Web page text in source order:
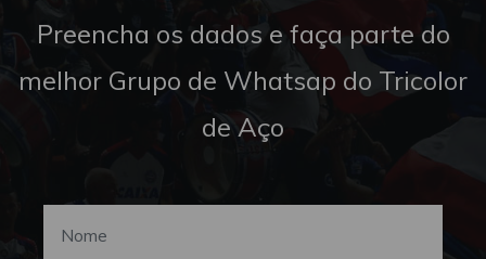
Preencha os dados e faça parte do
melhor Grupo de Whatsap do Tricolor
de Aço